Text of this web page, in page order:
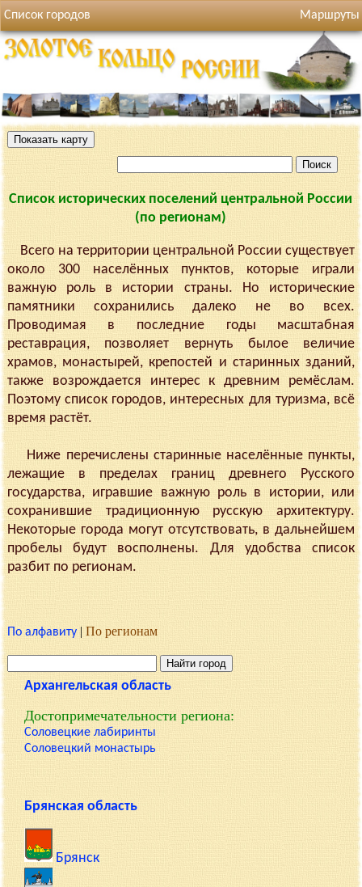
Список городов Маршруты
Список исторических поселений центральной России
(по регионам)
Всего на территории центральной России существует
около 300 населённых пунктов, которые играли
важную роль в истории страны. Но исторические
памятники сохранились далеко не во всех.
Проводимая в последние годы масштабная
реставрация, позволяет вернуть былое величие
храмов, монастырей, крепостей и старинных зданий,
также возрождается интерес к древним ремёслам.
Поэтому список городов, интересных для туризма, всё
время растёт.
Ниже перечислены старинные населённые пункты,
лежащие в пределах границ древнего Русского
государства, игравшие важную роль в истории, или
сохранившие традиционную русскую архитектуру.
Некоторые города могут отсутствовать, в дальнейшем
пробелы будут восполнены. Для удобства список
разбит по регионам.
По алфавиту| По регионам
Архангельская область
Достопримечательности региона:
Соловецкие лабиринты
Соловецкий монастырь
Брянская область
Брянск